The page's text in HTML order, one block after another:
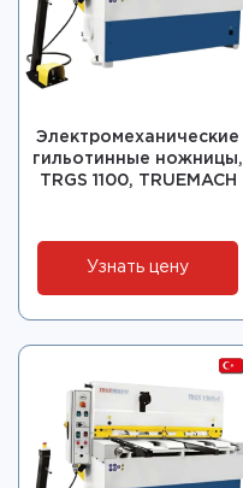
Электромеханические
гильотинные ножницы,
TRGS 1100, TRUEMACH
Узнать цену